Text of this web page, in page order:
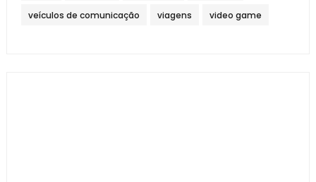
veículos de comunicação viagens video game